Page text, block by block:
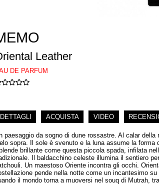
Leather
DE PARFUM
DETTAGLI ACQUISTA VIDEO
paesaggio da sogno di dune rossastre. Al calar
sopra. Il sole è svenuto e la luna assume la forma
brillante come questa piccola spada, infilata
Il baldacchino celeste illumina il sentiero
Un maestoso Oriente incontra gli occhi.
pende nella notte come un incantesimo
il mondo torna a muoversi nel souq di Mutrah,